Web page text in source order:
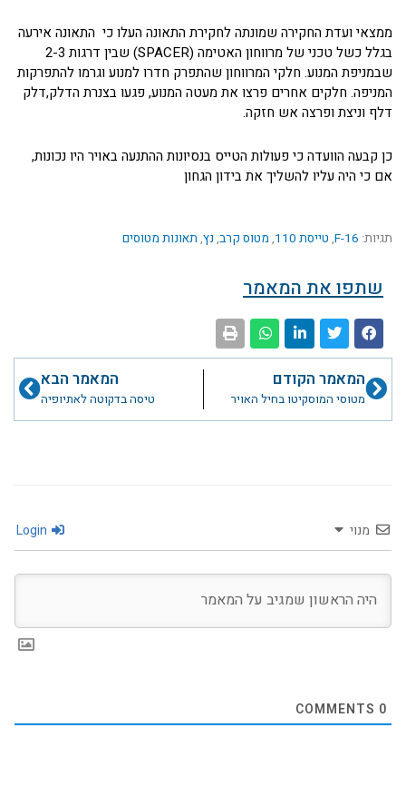
ממצאי ועדת החקירה שמונתה לחקירת התאונה העלו כי התאונה אירעה
בגלל כשל טכני של מרווחון האטימה (SPACER) שבין דרגות 2-3
שבמניפת המנוע. חלקי המרווחון שהתפרק חדרו למנוע וגרמו להתפרקות
המניפה. חלקים אחרים פרצו את מעטה המנוע, פגעו בצנרת הדלק,דלק
דלף וניצת ופרצה אש חזקה.
כן קבעה הוועדה כי פעולות הטייס בנסיונות ההתנעה באויר היו נכונות,
אם כי היה עליו להשליך את בידון הגחון
תגיות: F-16
, טייסת 110 , מטוס קרב, נץ, תאונות מטוסים
שתפו את המאמר
קודםהמאמר הקודם
מטוסי המוסקיטו בחיל האויר
המאמר הבא
טיסה בדקוטה לאתיופיה
הבא
מנוי
0